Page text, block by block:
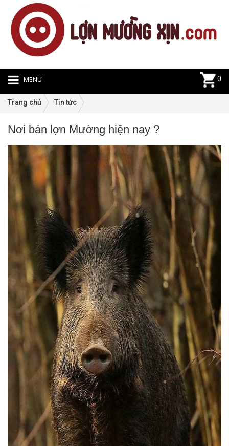
MENU 0
Trang chủ Tin tức
Nơi bán lợn Mường hiện nay ?